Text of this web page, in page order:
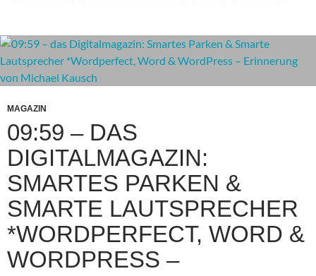
MAGAZIN
09:59 – DAS
DIGITALMAGAZIN:
SMARTES PARKEN &
SMARTE LAUTSPRECHER
*WORDPERFECT, WORD &
WORDPRESS –